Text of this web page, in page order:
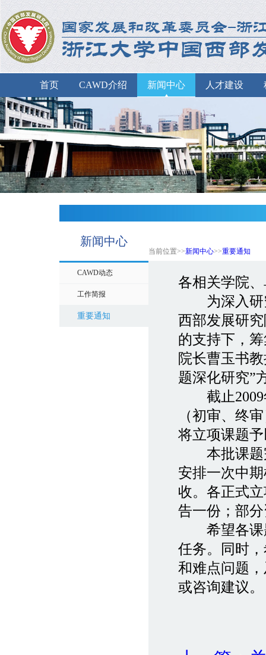
首页 CAWD介绍 新闻中心 人才建设
新闻中心
当前位置>>新闻中心>>重要通知
CAWD动态
工作简报
重要通知
各相关学院
为深入研究
西部发展研
的支持下，
院长曹玉书
题深化研究”
截止2009
（初审、终
将立项课题
本批课题完
安排一次中
收。各正式
告一份；部
希望各课题
任务。同时
和难点问题
或咨询建议。